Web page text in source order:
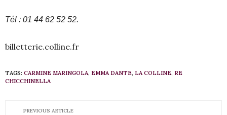
Tél : 01 44 62 52 52.
billetterie.colline.fr
TAGS: CARMINE MARINGOLA, EMMA DANTE, LA COLLINE, RE
CHICCHINELLA
PREVIOUS ARTICLE